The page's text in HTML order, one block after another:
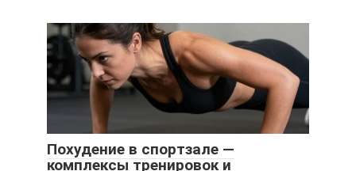
Похудение в спортзале —
комплексы тренировок и